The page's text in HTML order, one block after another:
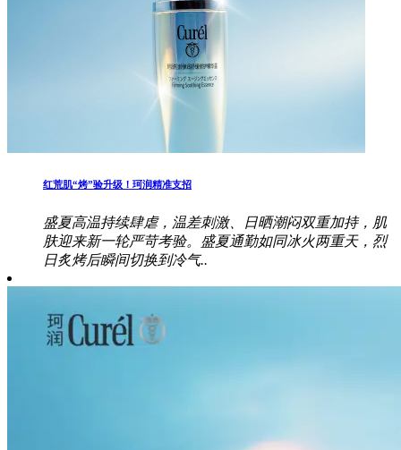
红荒肌“烤”验升级！珂润精准支招
盛夏高温持续肆虐，温差刺激、日晒潮闷双重加持，肌
肤迎来新一轮严苛考验。盛夏通勤如同冰火两重天，烈
日炙烤后瞬间切换到冷气..